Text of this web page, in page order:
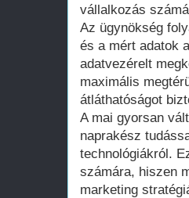
vállalkozás
Az ügynökség
és a mért adatok
adatvezérelt
maximális
átláthatóságot
A mai gyorsan
naprakész
technológiákról.
számára, hiszen
marketing